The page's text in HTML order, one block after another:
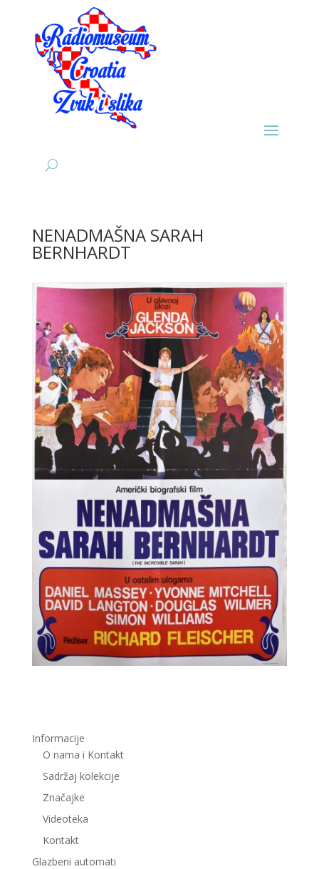
NENADMAŠNA SARAH
BERNHARDT
Informacije
O nama i Kontakt
Sadržaj kolekcije
Značajke
Videoteka
Kontakt
Glazbeni automati